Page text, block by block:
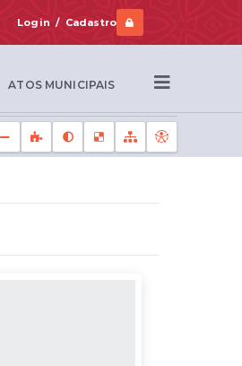
Login / Cadastro
ATOS MUNICIPAIS